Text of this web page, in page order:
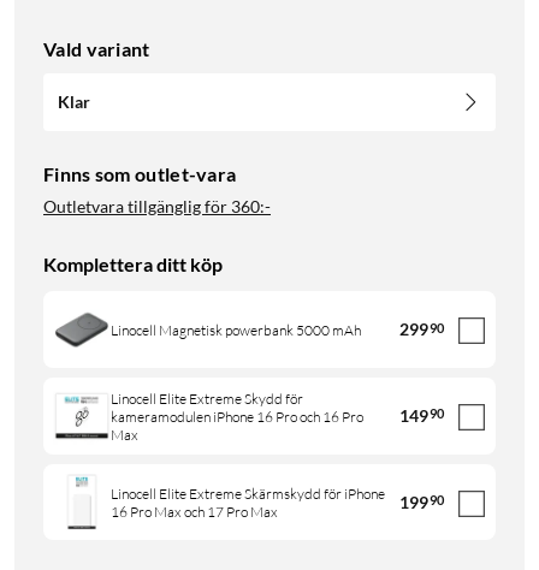
Vald variant
Klar
Finns som outlet-vara
Outletvara tillgänglig för 360:-
Komplettera ditt köp
Linocell Magnetisk powerbank 5000 mAh 29990
Linocell Elite Extreme Skydd för
kameramodulen iPhone 16 Pro och 16 Pro
Max
14990
Linocell Elite Extreme Skärmskydd för iPhone
16 Pro Max och 17 Pro Max
19990